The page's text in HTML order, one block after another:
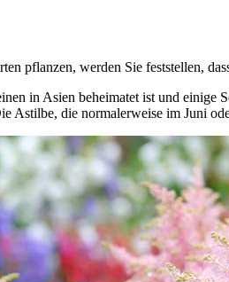
pflanzen, werden Sie feststellen,
in Asien beheimatet ist und einige
Astilbe, die normalerweise im Juni